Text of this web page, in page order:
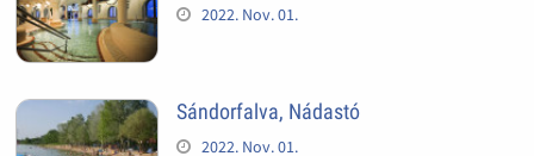
2022. Nov. 01.
Sándorfalva, Nádastó
2022. Nov. 01.